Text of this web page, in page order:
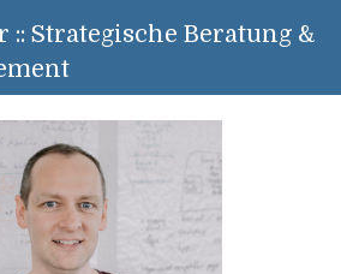
:: Strategische Beratung &